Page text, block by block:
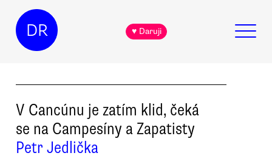
DR ♥ Daruji
V Cancúnu je zatím klid, čeká
se na Campesíny a Zapatisty
Petr Jedlička